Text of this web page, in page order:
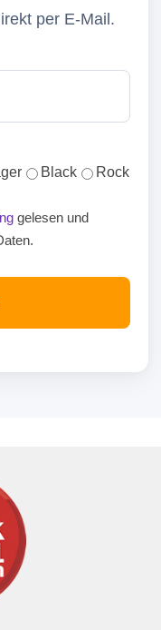
per E-Mail.
Black Rock
gelesen und